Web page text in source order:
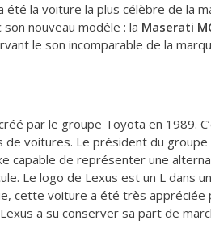
la voiture la plus célèbre de la
nouveau modèle : la Maserati
le son incomparable de la
par le groupe Toyota en 1989.
voitures. Le président du groupe
capable de représenter une
Le logo de Lexus est un L dans
cette voiture a été très
a su conserver sa part de